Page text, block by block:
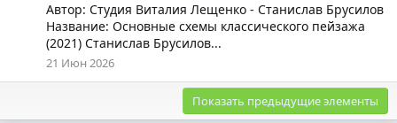
Автор: Студия Виталия Лещенко - Станислав Брусилов
Название: Основные схемы классического пейзажа
(2021) Станислав Брусилов...
21 Июн 2026
Показать предыдущие элементы